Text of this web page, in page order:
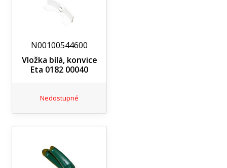
N00100544600
Vložka bílá, konvice
Eta 0182 00040
Nedostupné